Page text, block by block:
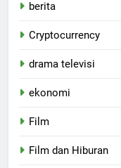
berita
Cryptocurrency
drama televisi
ekonomi
Film
Film dan Hiburan